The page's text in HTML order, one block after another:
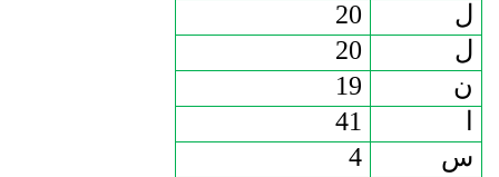
ل
20
ل
20
ن
19
41
س
4